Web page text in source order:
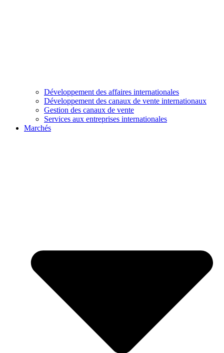
Développement des affaires internationales
Développement des canaux de vente internationaux
Gestion des canaux de vente
Services aux entreprises internationales
Marchés